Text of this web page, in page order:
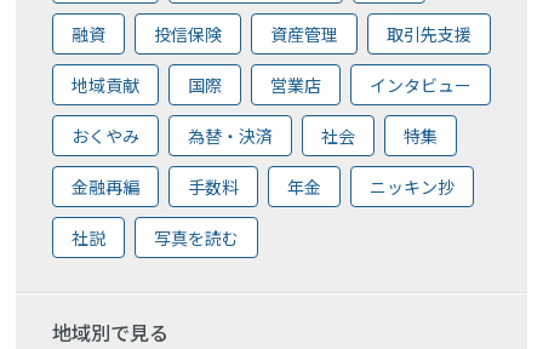
融資 投信保険 資産管理 取引先支援
地域貢献 国際 営業店 インタビュー
おくやみ 為替・決済 社会 特集
金融再編 手数料 年金 ニッキン抄
社説 写真を読む
地域別で見る